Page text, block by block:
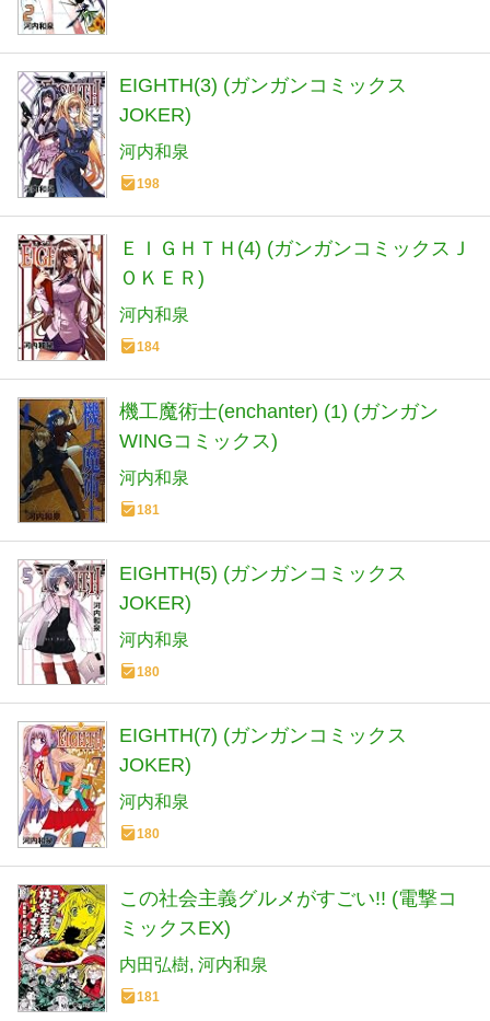
EIGHTH(3) (ガンガンコミックス
JOKER)
河内和泉
198
ＥＩＧＨＴＨ(4) (ガンガンコミックスＪ
ＯＫＥＲ)
河内和泉
184
機工魔術士(enchanter) (1) (ガンガン
WINGコミックス)
河内和泉
181
EIGHTH(5) (ガンガンコミックス
JOKER)
河内和泉
180
EIGHTH(7) (ガンガンコミックス
JOKER)
河内和泉
180
この社会主義グルメがすごい!! (電撃コ
ミックスEX)
内田弘樹 河内和泉
181